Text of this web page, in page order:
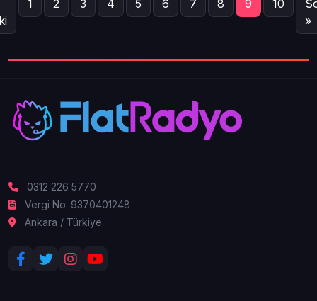
1 2 3 4 5 6 7 8 9 10
»
0312 226 5770
Vergi No: 9370401248
Ankara / Türkiye